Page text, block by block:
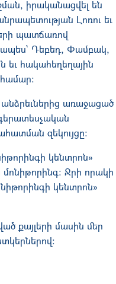
իրականացվել են
Լոռու եւ
պատճառով
Դեբեդ, Փամբակ,
եւ հակահեղեղային
անձրեւներից առաջացած
զեկույցը։
կենտրոն»
Ջրի որակի
կենտրոն»
քայլերի մասին մեր